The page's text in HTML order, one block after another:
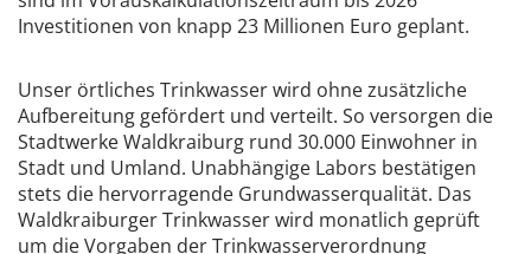
Investitionen von knapp 23 Millionen Euro geplant.
Unser örtliches Trinkwasser wird ohne zusätzliche
Aufbereitung gefördert und verteilt. So versorgen die
Stadtwerke Waldkraiburg rund 30.000 Einwohner in
Stadt und Umland. Unabhängige Labors bestätigen
stets die hervorragende Grundwasserqualität. Das
Waldkraiburger Trinkwasser wird monatlich geprüft
um die Vorgaben der Trinkwasserverordnung